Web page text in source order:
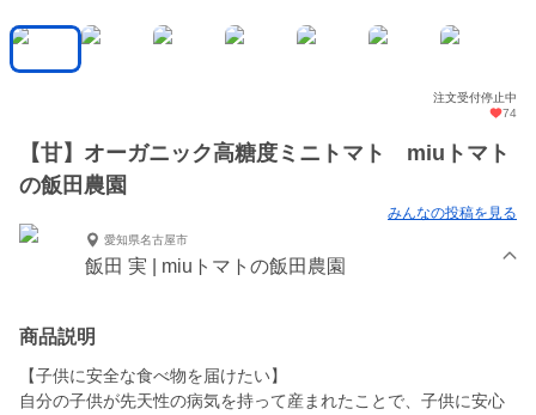
注文受付停止中
74
【甘】オーガニック高糖度ミニトマト miuトマト
の飯田農園
みんなの投稿を見る
愛知県名古屋市
飯田 実 | miuトマトの飯田農園
商品説明
【子供に安全な食べ物を届けたい】
自分の子供が先天性の病気を持って産まれたことで、子供に安心